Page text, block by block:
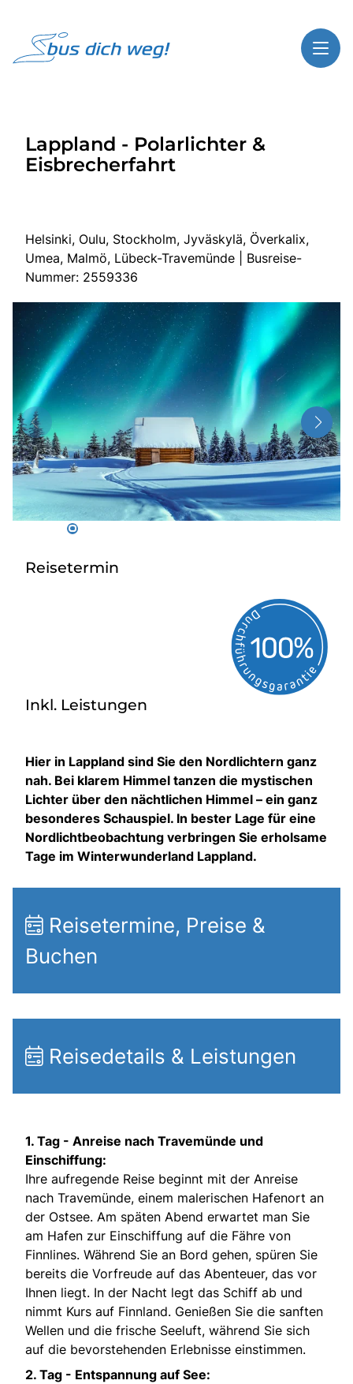
Highlights
Service
Start
Busreisen
Bus mieten
Über Bus dich weg!
Radio
Sie befinden sich in:
Deutschland
Heimatland ändern:
Lappland - Polarlichter &
Eisbrecherfahrt
Helsinki, Oulu, Stockholm, Jyväskylä, Överkalix,
Umea, Malmö, Lübeck-Travemünde | Busreise-
Nummer: 2559336
Reisetermin
Inkl. Leistungen
Hier in Lappland sind Sie den Nordlichtern ganz
nah. Bei klarem Himmel tanzen die mystischen
Lichter über den nächtlichen Himmel – ein ganz
besonderes Schauspiel. In bester Lage für eine
Nordlichtbeobachtung verbringen Sie erholsame
Tage im Winterwunderland Lappland.
Reisetermine, Preise &
Buchen
Reisedetails & Leistungen
1. Tag - Anreise nach Travemünde und
Einschiffung:
Ihre aufregende Reise beginnt mit der Anreise
nach Travemünde, einem malerischen Hafenort an
der Ostsee. Am späten Abend erwartet man Sie
am Hafen zur Einschiffung auf die Fähre von
Finnlines. Während Sie an Bord gehen, spüren Sie
bereits die Vorfreude auf das Abenteuer, das vor
Ihnen liegt. In der Nacht legt das Schiff ab und
nimmt Kurs auf Finnland. Genießen Sie die sanften
Wellen und die frische Seeluft, während Sie sich
auf die bevorstehenden Erlebnisse einstimmen.
2. Tag - Entspannung auf See: